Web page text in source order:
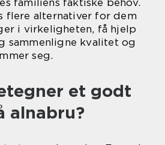
familiens faktiske behov.
flere alternativer for dem
i virkeligheten, få hjelp
sammenligne kvalitet og
seg.
et godt
alnabru?